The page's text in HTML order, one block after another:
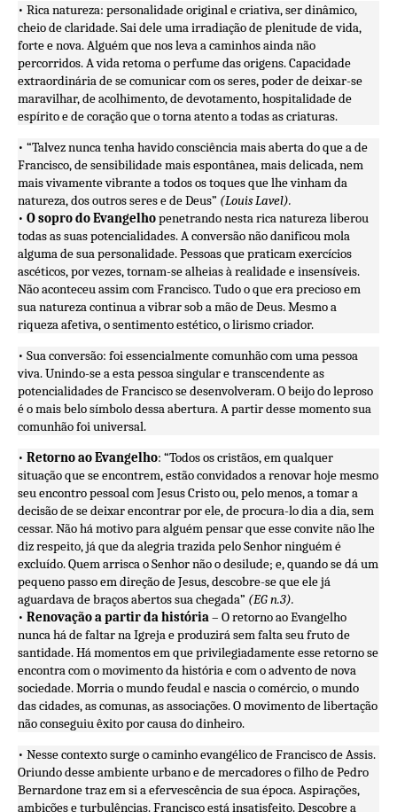
• Rica natureza: personalidade original e criativa, ser dinâmico,
cheio de claridade. Sai dele uma irradiação de plenitude de vida,
forte e nova. Alguém que nos leva a caminhos ainda não
percorridos. A vida retoma o perfume das origens. Capacidade
extraordinária de se comunicar com os seres, poder de deixar-se
maravilhar, de acolhimento, de devotamento, hospitalidade de
espírito e de coração que o torna atento a todas as criaturas.
• “Talvez nunca tenha havido consciência mais aberta do que a de
Francisco, de sensibilidade mais espontânea, mais delicada, nem
mais vivamente vibrante a todos os toques que lhe vinham da
natureza, dos outros seres e de Deus” (Louis Lavel).
• O sopro do Evangelhopenetrando nesta rica natureza liberou
todas as suas potencialidades. A conversão não danificou mola
alguma de sua personalidade. Pessoas que praticam exercícios
ascéticos, por vezes, tornam-se alheias à realidade e insensíveis.
Não aconteceu assim com Francisco. Tudo o que era precioso em
sua natureza continua a vibrar sob a mão de Deus. Mesmo a
riqueza afetiva, o sentimento estético, o lirismo criador.
• Sua conversão: foi essencialmente comunhão com uma pessoa
viva. Unindo-se a esta pessoa singular e transcendente as
potencialidades de Francisco se desenvolveram. O beijo do leproso
é o mais belo símbolo dessa abertura. A partir desse momento sua
comunhão foi universal.
• Retorno ao Evangelho: “Todos os cristãos, em qualquer
situação que se encontrem, estão convidados a renovar hoje mesmo
seu encontro pessoal com Jesus Cristo ou, pelo menos, a tomar a
decisão de se deixar encontrar por ele, de procura-lo dia a dia, sem
cessar. Não há motivo para alguém pensar que esse convite não lhe
diz respeito, já que da alegria trazida pelo Senhor ninguém é
excluído. Quem arrisca o Senhor não o desilude; e, quando se dá um
pequeno passo em direção de Jesus, descobre-se que ele já
aguardava de braços abertos sua chegada” (EG n.3).
• Renovação a partir da história– O retorno ao Evangelho
nunca há de faltar na Igreja e produzirá sem falta seu fruto de
santidade. Há momentos em que privilegiadamente esse retorno se
encontra com o movimento da história e com o advento de nova
sociedade. Morria o mundo feudal e nascia o comércio, o mundo
das cidades, as comunas, as associações. O movimento de libertação
não conseguiu êxito por causa do dinheiro.
• Nesse contexto surge o caminho evangélico de Francisco de Assis.
Oriundo desse ambiente urbano e de mercadores o filho de Pedro
Bernardone traz em si a efervescência de sua época. Aspirações,
ambições e turbulências. Francisco está insatisfeito. Descobre a